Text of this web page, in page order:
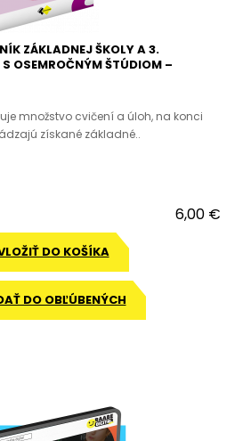
ZÁKLADNEJ ŠKOLY A 3.
OSEMROČNÝM ŠTÚDIOM –
množstvo cvičení a úloh, na konci
získané základné..
6,00 €
DO KOŠÍKA
DO OBĽÚBENÝCH